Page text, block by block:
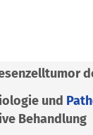
und
Behandlung